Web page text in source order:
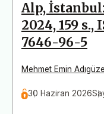
Alp,
2024, 159 s.,
7646-96-5
Mehmet Emin Adıgüzel
30 Haziran 2026